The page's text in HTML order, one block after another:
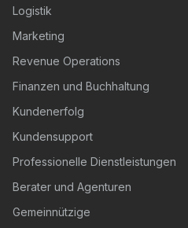
Logistik
Marketing
Revenue Operations
Finanzen und Buchhaltung
Kundenerfolg
Kundensupport
Professionelle Dienstleistungen
Berater und Agenturen
Gemeinnützige